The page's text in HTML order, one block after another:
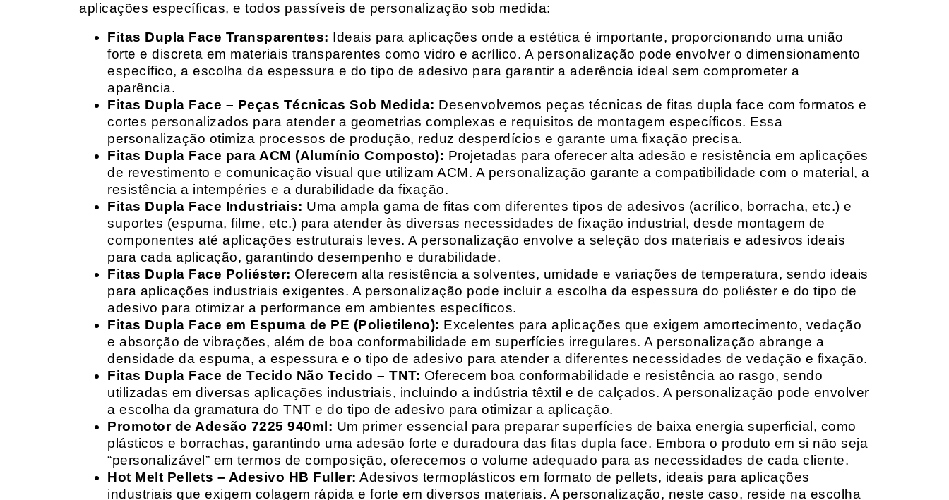
aplicações específicas, e todos passíveis de personalização sob medida:
Fitas Dupla Face Transparentes: Ideais para aplicações onde a estética é importante, proporcionando uma união
forte e discreta em materiais transparentes como vidro e acrílico. A personalização pode envolver o dimensionamento
específico, a escolha da espessura e do tipo de adesivo para garantir a aderência ideal sem comprometer a
aparência.
Fitas Dupla Face – Peças Técnicas Sob Medida: Desenvolvemos peças técnicas de fitas dupla face com formatos e
cortes personalizados para atender a geometrias complexas e requisitos de montagem específicos. Essa
personalização otimiza processos de produção, reduz desperdícios e garante uma fixação precisa.
Fitas Dupla Face para ACM (Alumínio Composto): Projetadas para oferecer alta adesão e resistência em aplicações
de revestimento e comunicação visual que utilizam ACM. A personalização garante a compatibilidade com o material, a
resistência a intempéries e a durabilidade da fixação.
Fitas Dupla Face Industriais: Uma ampla gama de fitas com diferentes tipos de adesivos (acrílico, borracha, etc.) e
suportes (espuma, filme, etc.) para atender às diversas necessidades de fixação industrial, desde montagem de
componentes até aplicações estruturais leves. A personalização envolve a seleção dos materiais e adesivos ideais
para cada aplicação, garantindo desempenho e durabilidade.
Fitas Dupla Face Poliéster: Oferecem alta resistência a solventes, umidade e variações de temperatura, sendo ideais
para aplicações industriais exigentes. A personalização pode incluir a escolha da espessura do poliéster e do tipo de
adesivo para otimizar a performance em ambientes específicos.
Fitas Dupla Face em Espuma de PE (Polietileno): Excelentes para aplicações que exigem amortecimento, vedação
e absorção de vibrações, além de boa conformabilidade em superfícies irregulares. A personalização abrange a
densidade da espuma, a espessura e o tipo de adesivo para atender a diferentes necessidades de vedação e fixação.
Fitas Dupla Face de Tecido Não Tecido – TNT: Oferecem boa conformabilidade e resistência ao rasgo, sendo
utilizadas em diversas aplicações industriais, incluindo a indústria têxtil e de calçados. A personalização pode envolver
a escolha da gramatura do TNT e do tipo de adesivo para otimizar a aplicação.
Promotor de Adesão 7225 940ml: Um primer essencial para preparar superfícies de baixa energia superficial, como
plásticos e borrachas, garantindo uma adesão forte e duradoura das fitas dupla face. Embora o produto em si não seja
“personalizável” em termos de composição, oferecemos o volume adequado para as necessidades de cada cliente.
Hot Melt Pellets – Adesivo HB Fuller: Adesivos termoplásticos em formato de pellets, ideais para aplicações
industriais que exigem colagem rápida e forte em diversos materiais. A personalização, neste caso, reside na escolha